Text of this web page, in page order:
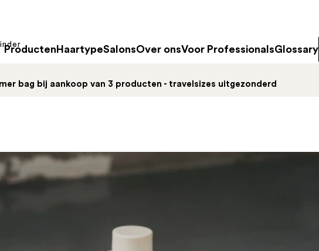
Producten HaartypeSalonsOver onsVoor ProfessionalsGlossary
bag bij aankoop van 3 producten - travelsizes uitgezonderd